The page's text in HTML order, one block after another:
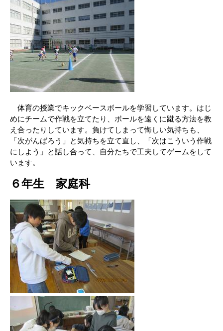
体育の授業でキックベースボールを学習しています。はじ
めにチームで作戦を立てたり、ボールを遠くに蹴る方法を教
え合ったりしています。負けてしまって悔しい気持ちも、
「次がんばろう」と気持ちを立て直し、「次はこういう作戦
にしよう」と話し合って、自分たちで工夫してゲームをして
います。
６年生 家庭科